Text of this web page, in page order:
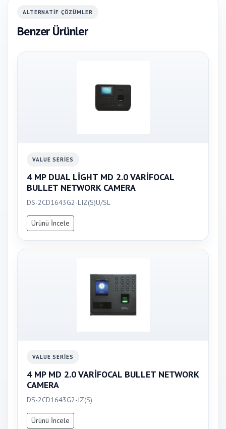
ALTERNATIF ÇÖZÜMLER
Benzer Ürünler
VALUE SERIES
4 MP DUAL LİGHT MD 2.0 VARİFOCAL
BULLET NETWORK CAMERA
DS-2CD1643G2-LIZ(S)U/SL
Ürünü İncele
VALUE SERIES
4 MP MD 2.0 VARİFOCAL BULLET NETWORK
CAMERA
DS-2CD1643G2-IZ(S)
Ürünü İncele